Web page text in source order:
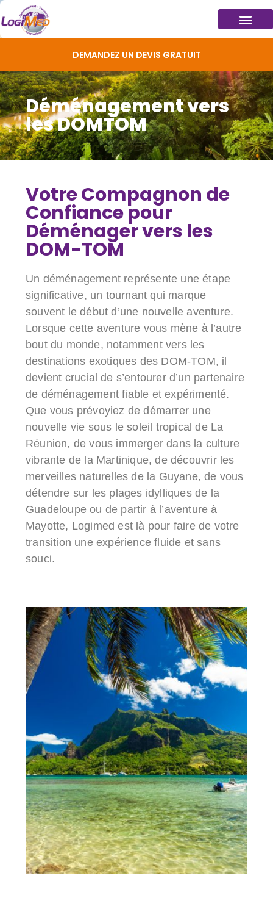
DEMANDEZ UN DEVIS GRATUIT
Déménagement vers
les DOMTOM
Votre Compagnon de
Confiance pour
Déménager vers les
DOM-TOM
Un déménagement représente une étape
significative, un tournant qui marque
souvent le début d’une nouvelle aventure.
Lorsque cette aventure vous mène à l’autre
bout du monde, notamment vers les
destinations exotiques des DOM-TOM, il
devient crucial de s’entourer d’un partenaire
de déménagement fiable et expérimenté.
Que vous prévoyiez de démarrer une
nouvelle vie sous le soleil tropical de La
Réunion, de vous immerger dans la culture
vibrante de la Martinique, de découvrir les
merveilles naturelles de la Guyane, de vous
détendre sur les plages idylliques de la
Guadeloupe ou de partir à l’aventure à
Mayotte, Logimed est là pour faire de votre
transition une expérience fluide et sans
souci.